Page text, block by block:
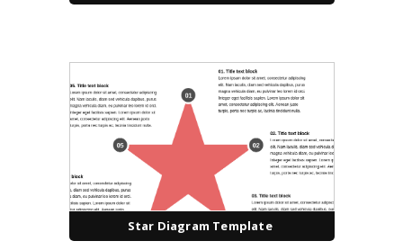
Star Diagram Template